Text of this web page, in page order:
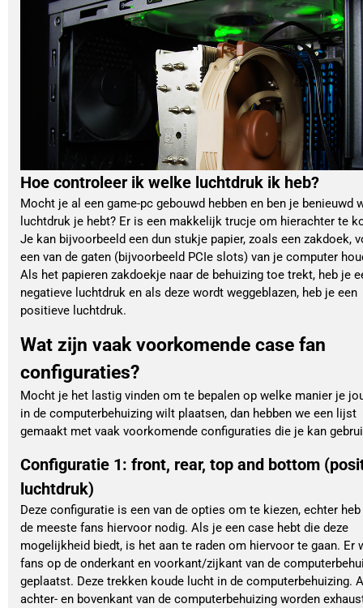
Hoe controleer ik welke luchtdruk ik heb?
Mocht je al een game-pc gebouwd hebben en ben je benieuwd
luchtdruk je hebt? Er is een makkelijk trucje om hierachter te
Je kan bijvoorbeeld een dun stukje papier, zoals een zakdoek,
een van de gaten (bijvoorbeeld PCIe slots) van je computer
Als het papieren zakdoekje naar de behuizing toe trekt, heb je
negatieve luchtdruk en als deze wordt weggeblazen, heb je een
positieve luchtdruk.
Wat zijn vaak voorkomende case fan
configuraties?
Mocht je het lastig vinden om te bepalen op welke manier je
in de computerbehuizing wilt plaatsen, dan hebben we een lijst
gemaakt met vaak voorkomende configuraties die je kan
Configuratie 1: front, rear, top and bottom
luchtdruk)
Deze configuratie is een van de opties om te kiezen, echter
de meeste fans hiervoor nodig. Als je een case hebt die deze
mogelijkheid biedt, is het aan te raden om hiervoor te gaan. Er
fans op de onderkant en voorkant/zijkant van de
geplaatst. Deze trekken koude lucht in de computerbehuizing.
achter- en bovenkant van de computerbehuizing worden